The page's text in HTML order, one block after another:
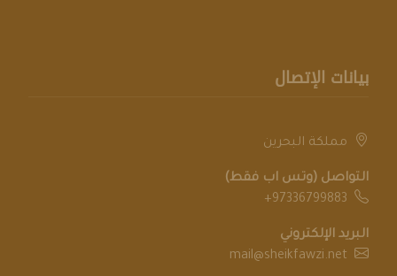
بيانات الإتصال
مملكة البحرين
التواصل (وتس اب فقط)
+97336799883
البريد الإلكتروني
mail@sheikfawzi.net